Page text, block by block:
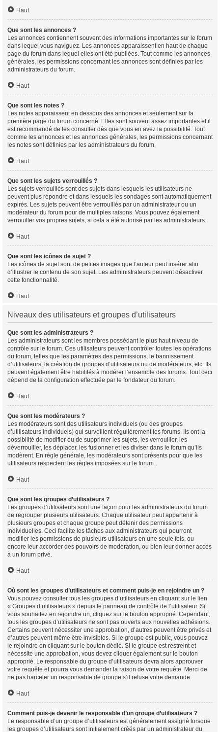
Haut
Que sont les annonces ?
Les annonces contiennent souvent des informations importantes sur le forum
dans lequel vous naviguez. Les annonces apparaissent en haut de chaque
page du forum dans lequel elles ont été publiées. Tout comme les annonces
générales, les permissions concernant les annonces sont définies par les
administrateurs du forum.
Haut
Que sont les notes ?
Les notes apparaissent en dessous des annonces et seulement sur la
première page du forum concerné. Elles sont souvent assez importantes et il
est recommandé de les consulter dès que vous en avez la possibilité. Tout
comme les annonces et les annonces générales, les permissions concernant
les notes sont définies par les administrateurs du forum.
Haut
Que sont les sujets verrouillés ?
Les sujets verrouillés sont des sujets dans lesquels les utilisateurs ne
peuvent plus répondre et dans lesquels les sondages sont automatiquement
expirés. Les sujets peuvent être verrouillés par un administrateur ou un
modérateur du forum pour de multiples raisons. Vous pouvez également
verrouiller vos propres sujets, si cela a été autorisé par les administrateurs.
Haut
Que sont les icônes de sujet ?
Les icônes de sujet sont de petites images que l’auteur peut insérer afin
d’illustrer le contenu de son sujet. Les administrateurs peuvent désactiver
cette fonctionnalité.
Haut
Niveaux des utilisateurs et groupes d’utilisateurs
Que sont les administrateurs ?
Les administrateurs sont les membres possédant le plus haut niveau de
contrôle sur le forum. Ces utilisateurs peuvent contrôler toutes les opérations
du forum, telles que les paramètres des permissions, le bannissement
d’utilisateurs, la création de groupes d’utilisateurs ou de modérateurs, etc. Ils
peuvent également être habilités à modérer l’ensemble des forums. Tout ceci
dépend de la configuration effectuée par le fondateur du forum.
Haut
Que sont les modérateurs ?
Les modérateurs sont des utilisateurs individuels (ou des groupes
d’utilisateurs individuels) qui surveillent régulièrement les forums. Ils ont la
possibilité de modifier ou de supprimer les sujets, les verrouiller, les
déverrouiller, les déplacer, les fusionner et les diviser dans le forum qu’ils
modèrent. En règle générale, les modérateurs sont présents pour que les
utilisateurs respectent les règles imposées sur le forum.
Haut
Que sont les groupes d’utilisateurs ?
Les groupes d’utilisateurs sont une façon pour les administrateurs du forum
de regrouper plusieurs utilisateurs. Chaque utilisateur peut appartenir à
plusieurs groupes et chaque groupe peut détenir des permissions
individuelles. Ceci facilite les tâches aux administrateurs qui pourront
modifier les permissions de plusieurs utilisateurs en une seule fois, ou
encore leur accorder des pouvoirs de modération, ou bien leur donner accès
à un forum privé.
Haut
Où sont les groupes d’utilisateurs et comment puis-je en rejoindre un ?
Vous pouvez consulter tous les groupes d’utilisateurs en cliquant sur le lien
« Groupes d’utilisateurs » depuis le panneau de contrôle de l’utilisateur. Si
vous souhaitez en rejoindre un, cliquez sur le bouton approprié. Cependant,
tous les groupes d’utilisateurs ne sont pas ouverts aux nouvelles adhésions.
Certains peuvent nécessiter une approbation, d’autres peuvent être privés et
d’autres peuvent même être invisibles. Si le groupe est public, vous pouvez
le rejoindre en cliquant sur le bouton dédié. Si le groupe est restreint et
nécessite une approbation, vous devez cliquer également sur le bouton
approprié. Le responsable du groupe d’utilisateurs devra alors approuver
votre requête et pourra vous demander la raison de votre requête. Merci de
ne pas harceler un responsable de groupe s’il refuse votre demande.
Haut
Comment puis-je devenir le responsable d’un groupe d’utilisateurs ?
Le responsable d’un groupe d’utilisateurs est généralement assigné lorsque
les groupes d’utilisateurs sont initialement créés par un administrateur du